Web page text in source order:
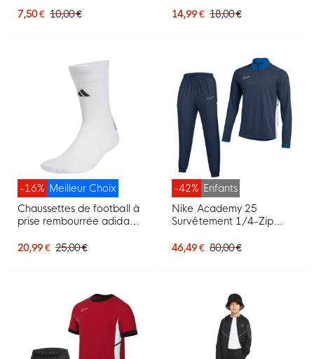
7,50 € 10,00 €
blanches et noires
14,99 € 18,00 €
Meilleur Choix
-16%
Chaussettes de football à
prise rembourrée adidas,
20,99 € 25,00 €
-42% Enfants
Nike Academy 25
Survêtement 1/4-Zip
Blanc
46,49 € 80,00 €